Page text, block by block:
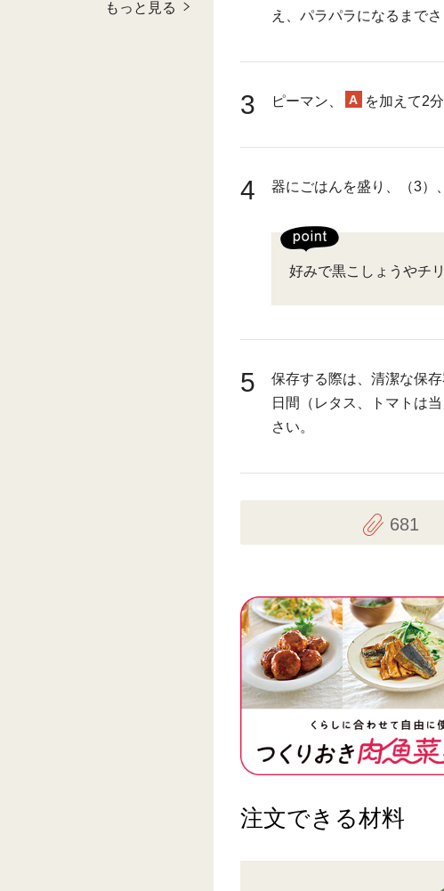
え、パラパラになるまでさ
3 ピーマン、 A を加えて2
4 器にごはんを盛り、（3）
好みで黒こしょうやチ
5
保存する際は、清潔な保
日間（レタス、トマトは
さい。
681
注文できる材料
もっと見る